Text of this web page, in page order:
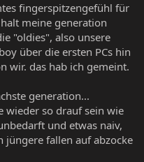
fingerspitzengefühl für
meine generation
"oldies", also unsere
über die ersten PCs hin
wir. das hab ich gemeint.
generation...
wieder so drauf sein wie
und etwas naiv,
jüngere fallen auf abzocke